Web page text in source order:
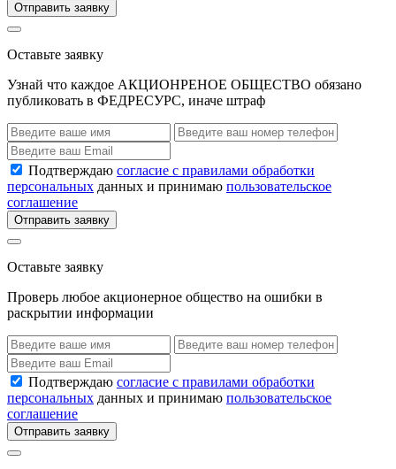
Отправить заявку
Оставьте заявку
Узнай что каждое АКЦИОНРЕНОЕ ОБЩЕСТВО обязано
публиковать в ФЕДРЕСУРС, иначе штраф
Подтверждаю согласие с правилами обработки
персональных данных и принимаю пользовательское
соглашение
Отправить заявку
Оставьте заявку
Проверь любое акционерное общество на ошибки в
раскрытии информации
Подтверждаю согласие с правилами обработки
персональных данных и принимаю пользовательское
соглашение
Отправить заявку